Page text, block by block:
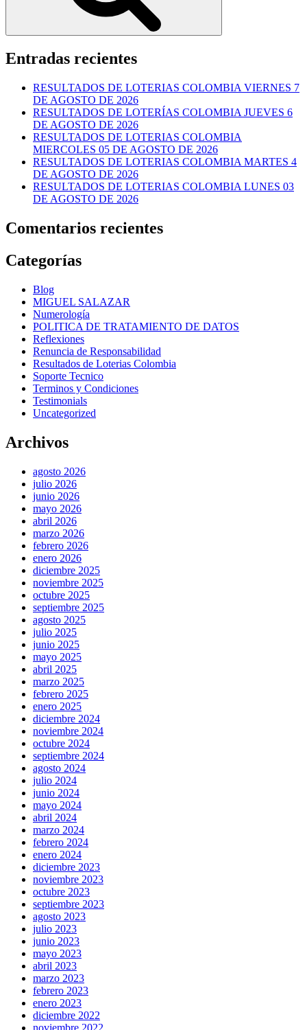
Entradas recientes
RESULTADOS DE LOTERIAS COLOMBIA VIERNES 7
DE AGOSTO DE 2026
RESULTADOS DE LOTERÍAS COLOMBIA JUEVES 6
DE AGOSTO DE 2026
RESULTADOS DE LOTERIAS COLOMBIA
MIERCOLES 05 DE AGOSTO DE 2026
RESULTADOS DE LOTERIAS COLOMBIA MARTES 4
DE AGOSTO DE 2026
RESULTADOS DE LOTERIAS COLOMBIA LUNES 03
DE AGOSTO DE 2026
Comentarios recientes
Categorías
Blog
MIGUEL SALAZAR
Numerología
POLITICA DE TRATAMIENTO DE DATOS
Reflexiones
Renuncia de Responsabilidad
Resultados de Loterias Colombia
Soporte Tecnico
Terminos y Condiciones
Testimonials
Uncategorized
Archivos
agosto 2026
julio 2026
junio 2026
mayo 2026
abril 2026
marzo 2026
febrero 2026
enero 2026
diciembre 2025
noviembre 2025
octubre 2025
septiembre 2025
agosto 2025
julio 2025
junio 2025
mayo 2025
abril 2025
marzo 2025
febrero 2025
enero 2025
diciembre 2024
noviembre 2024
octubre 2024
septiembre 2024
agosto 2024
julio 2024
junio 2024
mayo 2024
abril 2024
marzo 2024
febrero 2024
enero 2024
diciembre 2023
noviembre 2023
octubre 2023
septiembre 2023
agosto 2023
julio 2023
junio 2023
mayo 2023
abril 2023
marzo 2023
febrero 2023
enero 2023
diciembre 2022
noviembre 2022